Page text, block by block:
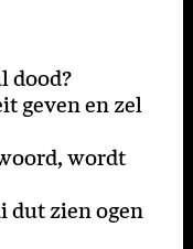
dood?
geven en zel
wordt
dut zien ogen